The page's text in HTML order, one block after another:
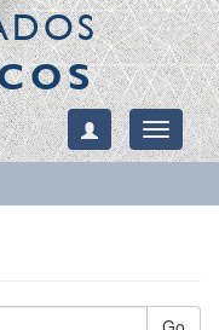
Toggle